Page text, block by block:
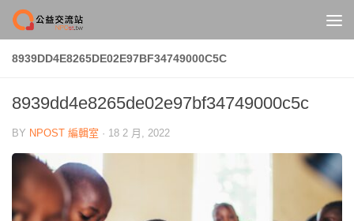
Skip to content
8939DD4E8265DE02E97BF34749000C5C
8939dd4e8265de02e97bf34749000c5c
BY NPOST 編輯室 · 18 2 月, 2022